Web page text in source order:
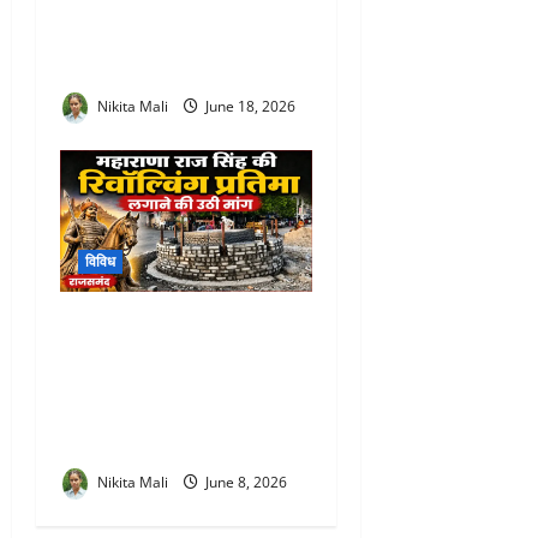
Nikita Mali June 18, 2026
विविध
Nikita Mali June 8, 2026